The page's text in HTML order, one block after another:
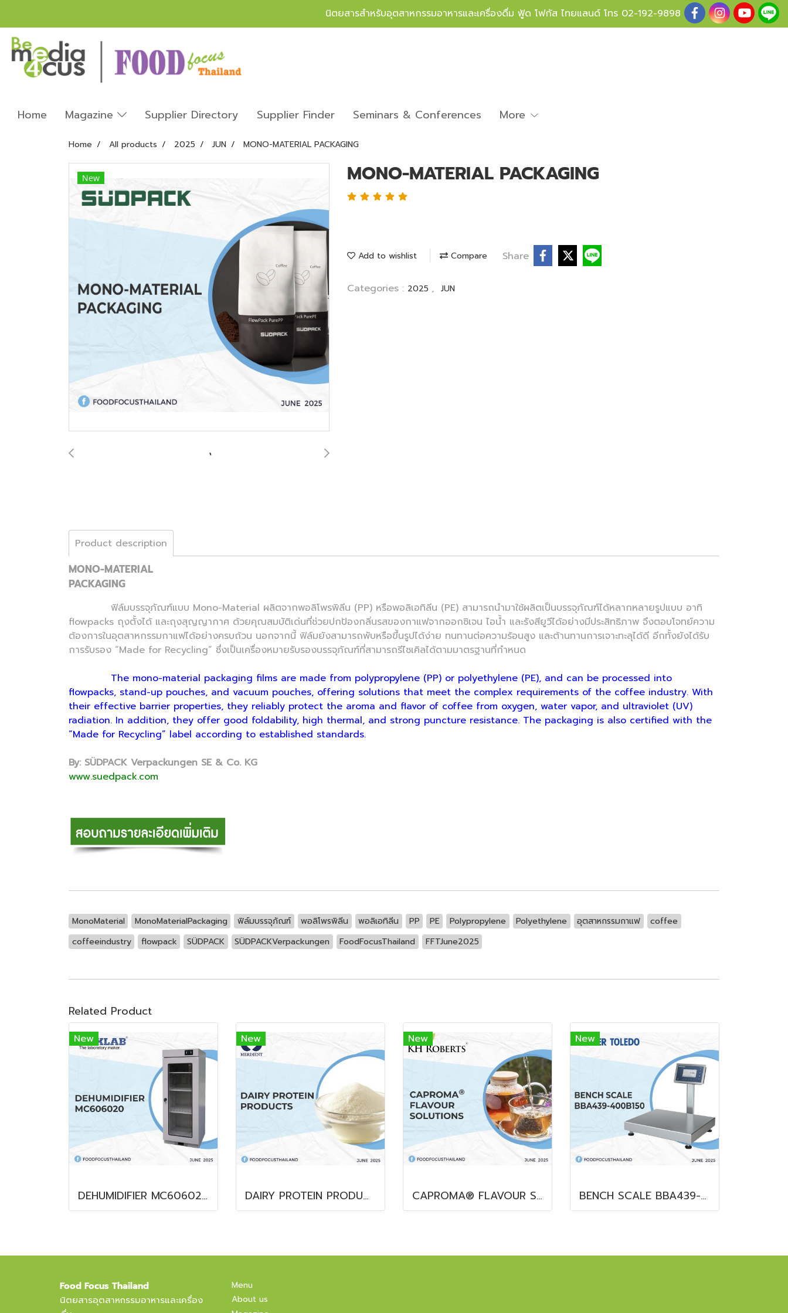
นิตยสารสำหรับอุตสาหกรรมอาหารและเครื่องดื่ม ฟู้ด โฟกัส ไทยแลนด์ โทร 02-192-9898
Home Magazine Supplier Directory Supplier Finder Seminars & Conferences More
Home All products 2025 JUN MONO-MATERIAL PACKAGING
New MONO-MATERIAL PACKAGING
Add to wishlist Compare Share
Categories : 2025 , JUN
Product description
MONO-MATERIAL
PACKAGING
ฟิล์มบรรจุภัณฑ์แบบ Mono-Material ผลิตจากพอลิโพรพิลีน (PP) หรือพอลิเอทิลีน (PE) สามารถนำมาใช้ผลิตเป็นบรรจุภัณฑ์ได้หลากหลายรูปแบบ อาทิ
flowpacks ถุงตั้งได้ และถุงสุญญากาศ ด้วยคุณสมบัติเด่นที่ช่วยปกป้องกลิ่นรสของกาแฟจากออกซิเจน ไอน้ำ และรังสียูวีได้อย่างมีประสิทธิภาพ จึงตอบโจทย์ความ
ต้องการในอุตสาหกรรมกาแฟได้อย่างครบถ้วน นอกจากนี้ ฟิล์มยังสามารถพับหรือขึ้นรูปได้ง่าย ทนทานต่อความร้อนสูง และต้านทานการเจาะทะลุได้ดี อีกทั้งยังได้รับ
การรับรอง “Made for Recycling” ซึ่งเป็นเครื่องหมายรับรองบรรจุภัณฑ์ที่สามารถรีไซเคิลได้ตามมาตรฐานที่กำหนด
The mono-material packaging films are made from polypropylene (PP) or polyethylene (PE), and can be processed into
flowpacks, stand-up pouches, and vacuum pouches, offering solutions that meet the complex requirements of the coffee industry. With
their effective barrier properties, they reliably protect the aroma and flavor of coffee from oxygen, water vapor, and ultraviolet (UV)
radiation. In addition, they offer good foldability, high thermal, and strong puncture resistance. The packaging is also certified with the
“Made for Recycling” label according to established standards.
By: SÜDPACK Verpackungen SE & Co. KG
www.suedpack.com
MonoMaterial MonoMaterialPackaging ฟิล์มบรรจุภัณฑ์ พอลิโพรพิลีน พอลิเอทิลีน PP PE Polypropylene Polyethylene อุตสาหกรรมกาแฟ
coffee
coffeeindustry
flowpack SÜDPACK SÜDPACKVerpackungen FoodFocusThailand FFTJune2025
Related Product
New
DEHUMIDIFIER MC606020
New
DAIRY PROTEIN PRODUCTS
New
CAPROMA® FLAVOUR SOLUTIONS
New
BENCH SCALE BBA439-400B150
Food Focus Thailand
นิตยสารอุตสาหกรรมอาหารและเครื่อง
Menu
About us